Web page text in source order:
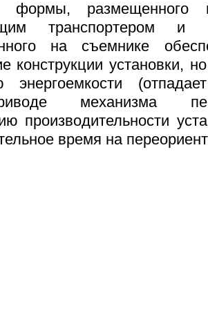
формы,
транспортером и
на съемнике
конструкции установки,
энергоемкости
механизма
производительности
время на